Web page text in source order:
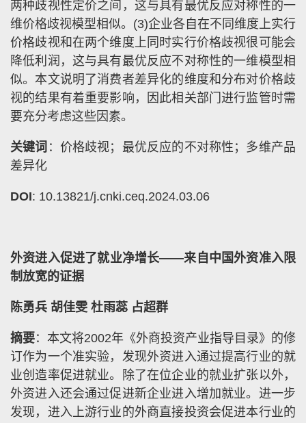
两种歧视性定价之间，这与具有最优反应对称性的一
维价格歧视模型相似。(3)企业各自在不同维度上实行
价格歧视和在两个维度上同时实行价格歧视很可能会
降低利润，这与具有最优反应不对称性的一维模型相
似。本文说明了消费者差异化的维度和分布对价格歧
视的结果有着重要影响，因此相关部门进行监管时需
要充分考虑这些因素。
关键词 ：价格歧视；最优反应的不对称性；多维产品
差异化
DOI: 10.13821/j.cnki.ceq.2024.03.06
外资进入促进了就业净增长——来自中国外资准入限
制放宽的证据
陈勇兵 胡佳雯 杜雨蕊 占超群
摘要：本文将2002年《外商投资产业指导目录》的修
订作为一个准实验，发现外资进入通过提高行业的就
业创造率促进就业。除了在位企业的就业扩张以外，
外资进入还会通过促进新企业进入增加就业。进一步
发现，进入上游行业的外商直接投资会促进本行业的